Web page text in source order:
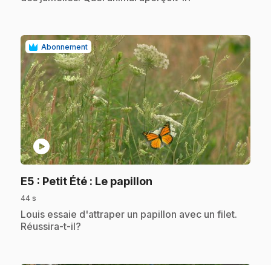
Abonnement
play_circle
E5 : Petit Été : Le papillon
44 s
.Louis essaie d'attraper un papillon avec un filet.
Réussira-t-il?